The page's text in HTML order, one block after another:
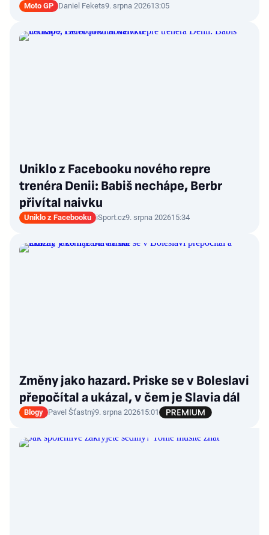
Moto GP Daniel Fekets9. srpna 202613:05
Uniklo z Facebooku nového repre
trenéra Denii: Babiš nechápe, Berbr
přivítal naivku
Uniklo z Facebooku iSport.cz9. srpna 202615:34
Změny jako hazard. Priske se v Boleslavi
přepočítal a ukázal, v čem je Slavia dál
Blogy Pavel Šťastný9. srpna 202615:01